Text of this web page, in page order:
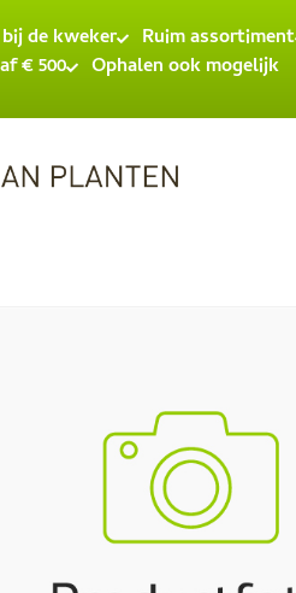
de kweker Ruim assortiment
€ 500
Ophalen ook mogelijk